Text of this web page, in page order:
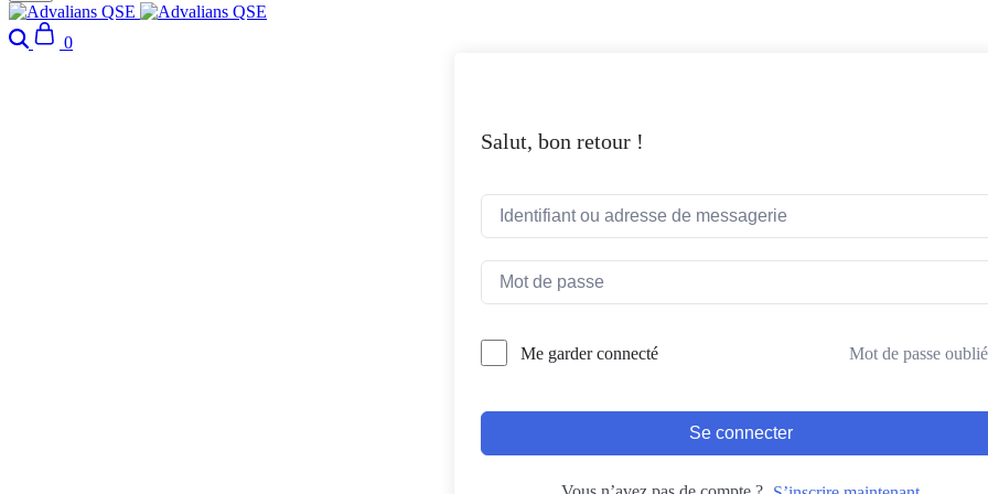
Search
0
Salut, bon retour !
Me garder connecté Mot de passe
Se connecter